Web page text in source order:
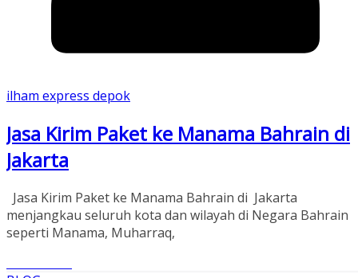
ilham express depok
Jasa Kirim Paket ke Manama Bahrain di
Jakarta
Jasa Kirim Paket ke Manama Bahrain di Jakarta
menjangkau seluruh kota dan wilayah di Negara Bahrain
seperti Manama, Muharraq,